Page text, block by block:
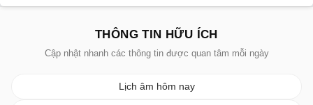
THÔNG TIN HỮU ÍCH
Cập nhật nhanh các thông tin được quan tâm mỗi ngày
Lịch âm hôm nay